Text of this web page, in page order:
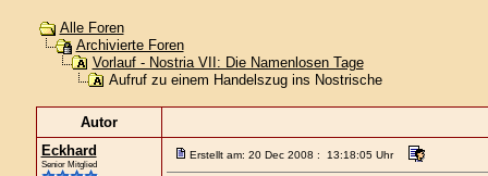
Alle Foren
Archivierte Foren
Vorlauf - Nostria VII: Die Namenlosen Tage
Aufruf zu einem Handelszug ins Nostrische
Autor
Eckhard
Senior Mitglied
Erstellt am: 20 Dec 2008 : 13:18:05 Uhr